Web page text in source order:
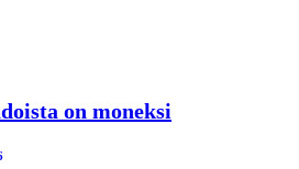
on moneksi